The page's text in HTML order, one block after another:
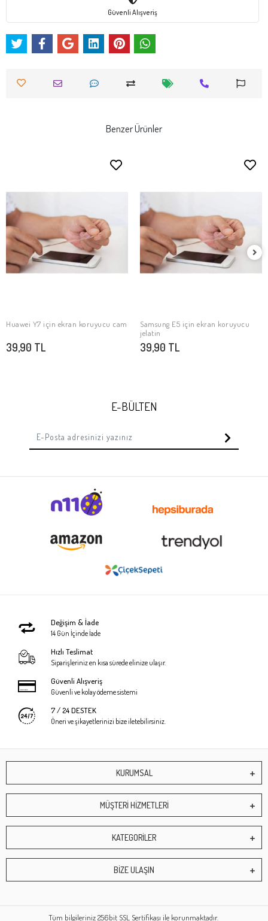
Güvenli Alışveriş
Benzer Ürünler
SEPETE EKLE
Huawei Y7 için ekran koruyucu cam
39,90 TL
SEPETE EKLE
Samsung E5 için ekran koruyucu
jelatin
39,90 TL
E-BÜLTEN
Değişim & İade
14 Gün İçinde İade
Hızlı Teslimat
Siparişleriniz en kısa sürede elinize ulaşır.
Güvenli Alışveriş
Güvenli ve kolay ödeme sistemi
7 / 24 DESTEK
Öneri ve şikayetlerinizi bize iletebilirsiniz.
KURUMSAL
MÜŞTERİ HİZMETLERİ
KATEGORİLER
BİZE ULAŞIN
Tüm bilgileriniz 256bit SSL Sertifikası ile korunmaktadır.